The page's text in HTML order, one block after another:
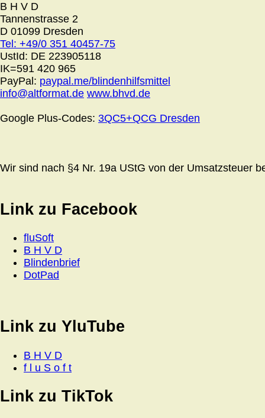
B H V D
Tannenstrasse 2
D 01099 Dresden
Tel: +49/0 351 40457-75
UstId: DE 223905118
IK=591 420 965
PayPal: paypal.me/blindenhilfsmittel
info@altformat.de www.bhvd.de
Google Plus-Codes: 3QC5+QCG Dresden
Wir sind nach §4 Nr. 19a UStG von der Umsatzsteuer
Link zu Facebook
fluSoft
B H V D
Blindenbrief
DotPad
Link zu YluTube
B H V D
f l u S o f t
Link zu TikTok